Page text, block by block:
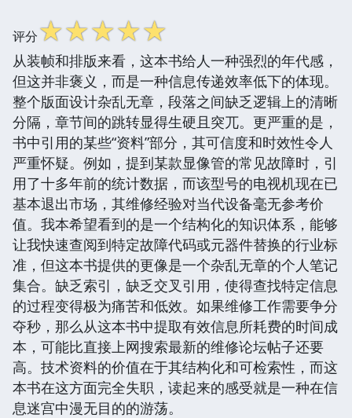
评分☆☆☆☆☆
从装帧和排版来看，这本书给人一种强烈的年代感，
但这并非褒义，而是一种信息传递效率低下的体现。
整个版面设计杂乱无章，段落之间缺乏逻辑上的清晰
分隔，章节间的跳转显得生硬且突兀。更严重的是，
书中引用的某些“资料”部分，其可信度和时效性令人
严重怀疑。例如，提到某款显像管的常见故障时，引
用了十多年前的统计数据，而该型号的电视机现在已
基本退出市场，其维修经验对当代设备毫无参考价
值。我本希望看到的是一个结构化的知识体系，能够
让我快速查阅到特定故障代码或元器件替换的行业标
准，但这本书提供的更像是一个杂乱无章的个人笔记
集合。缺乏索引，缺乏交叉引用，使得查找特定信息
的过程变得极为痛苦和低效。如果维修工作需要争分
夺秒，那么从这本书中提取有效信息所耗费的时间成
本，可能比直接上网搜索最新的维修论坛帖子还要
高。技术资料的价值在于其结构化和可检索性，而这
本书在这方面完全失职，读起来的感受就是一种在信
息迷宫中漫无目的的游荡。